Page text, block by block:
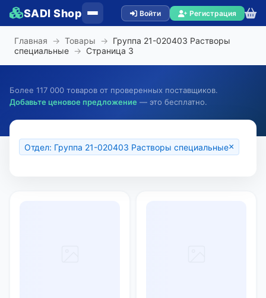
SADI Shop Войти Регистрация
Главная → Товары → Группа 21-020403 Растворы
специальные → Страница 3
Более 117 000 товаров от проверенных поставщиков.
Добавьте ценовое предложение — это бесплатно.
Отдел: Группа 21-020403 Растворы специальные×